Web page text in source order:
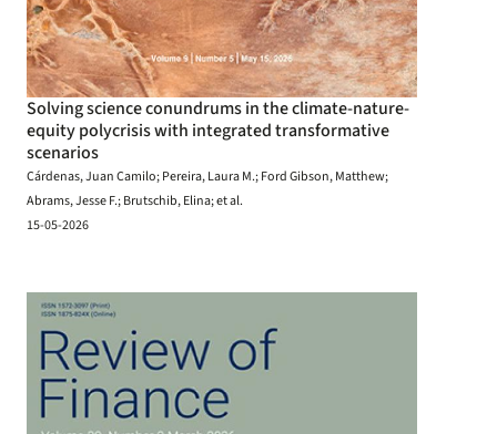
Solving science conundrums in the climate-nature-
equity polycrisis with integrated transformative
scenarios
Cárdenas, Juan Camilo; Pereira, Laura M.; Ford Gibson, Matthew;
Abrams, Jesse F.; Brutschib, Elina; et al.
15-05-2026